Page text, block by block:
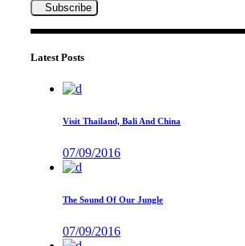
Latest Posts
Visit Thailand, Bali And China
07/09/2016
The Sound Of Our Jungle
07/09/2016